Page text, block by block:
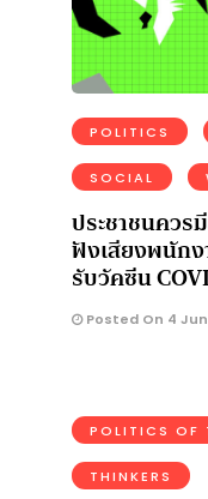
POLITICS
SOCIAL
ประชาชนควร
ฟังเสียงพนัก
รับวัคซีน
Posted On 4
POLITICS OF
THINKERS